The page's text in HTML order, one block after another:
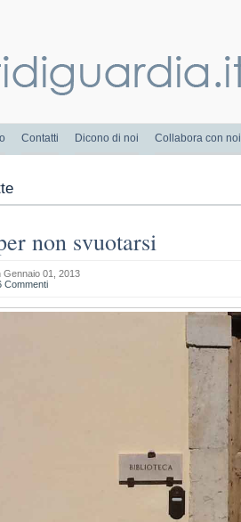
Contatti Dicono di noi Collabora con noi
non svuotarsi
Gennaio 01, 2013
Commenti